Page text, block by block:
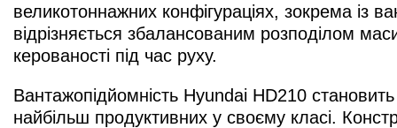
великотоннажних конфігураціях, зокрема
відрізняється збалансованим розподілом
керованості під час руху.
Вантажопідйомність Hyundai HD210
найбільш продуктивних у своєму класі.